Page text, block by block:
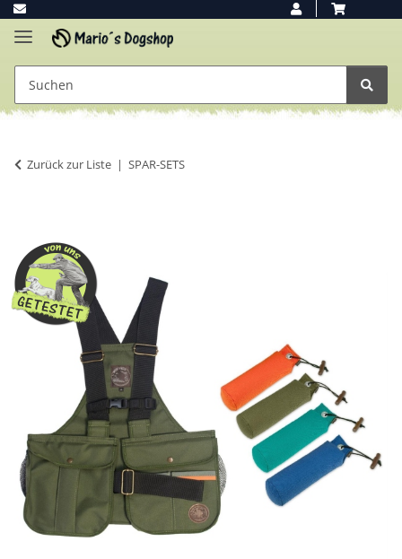
Zurück zur Liste SPAR-SETS